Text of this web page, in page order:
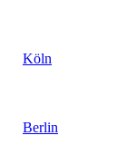
Köln
Berlin